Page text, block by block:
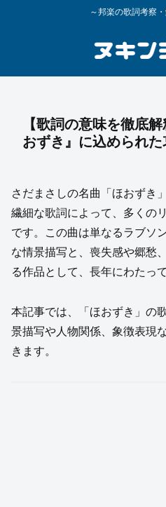
～邦楽の歌詞考察
【歌詞の意味を徹底
おずき』に込められ
さだまさしの名曲「ほおずき
繊細な歌詞によって、多くの
です。この曲は単なるラブソ
な情景描写と、喪失感や郷愁
る作品として、長年にわたっ
本記事では、「ほおずき」の
景描写や人物関係、象徴表現
きます。